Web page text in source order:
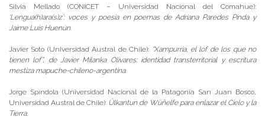
Silvia Mellado (CONICET – Universidad Nacional del Comahue):
‘Lengua(h)ara(s)z’: voces y poesía en poemas de Adriana Paredes Pinda y
Jaime Luis Huenún
Javier Soto (Universidad Austral de Chile): “Xampurria, el lof de los que no
tienen lof”, de Javier Milanka Olivares: identidad transterritorial y escritura
mestiza mapuche-chileno-argentina.
Jorge Spíndola (Universidad Nacional de la Patagonia San Juan Bosco,
Universidad Austral de Chile): Ülkantun de Wüñelfe para enlazar el Cielo y la
Tierra.